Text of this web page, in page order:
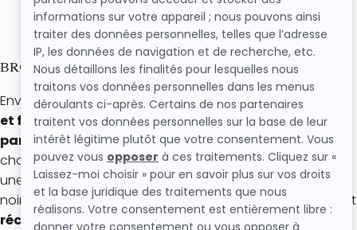
BROWNIE AUX CERISES FACILE ULTRA FONDANT
Envie d’un brownie au chocolat encore plusgourmand
et fruité? Cette recette de brownie aux cerises est
parfaite pour l’étéavec son cœur ultra fondant, son
chocolatintenseet ses cerises juteuses qui apportent
une touche légèrement acidulée. Le mélange chocolat
noir et cerises fonctionne à merveille et donne un dessert
réconfortant, moelleux et ultra gourmand.